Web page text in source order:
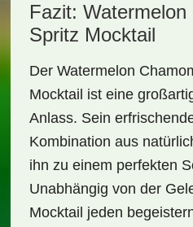
Fazit:
Spritz Mocktail
Der Watermelon
Mocktail ist eine
Anlass. Sein
Kombination aus
ihn zu einem perfekten
Unabhängig von der
Mocktail jeden